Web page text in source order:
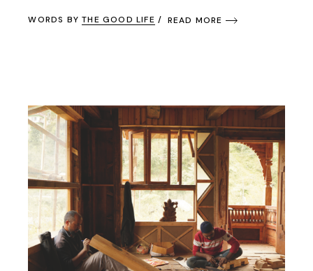
WORDS BYTHE GOOD LIFE READ MORE